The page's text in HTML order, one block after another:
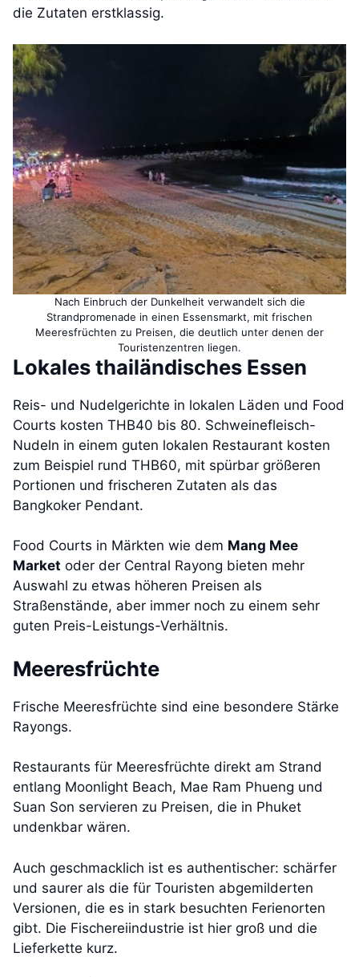
die Zutaten erstklassig.
Nach Einbruch der Dunkelheit verwandelt sich die
Strandpromenade in einen Essensmarkt, mit frischen
Meeresfrüchten zu Preisen, die deutlich unter denen der
Touristenzentren liegen.
Lokales thailändisches Essen
Reis- und Nudelgerichte in lokalen Läden und Food
Courts kosten THB40 bis 80. Schweinefleisch-
Nudeln in einem guten lokalen Restaurant kosten
zum Beispiel rund THB60, mit spürbar größeren
Portionen und frischeren Zutaten als das
Bangkoker Pendant.
Food Courts in Märkten wie dem Mang Mee
Market oder der Central Rayong bieten mehr
Auswahl zu etwas höheren Preisen als
Straßenstände, aber immer noch zu einem sehr
guten Preis-Leistungs-Verhältnis.
Meeresfrüchte
Frische Meeresfrüchte sind eine besondere Stärke
Rayongs.
Restaurants für Meeresfrüchte direkt am Strand
entlang Moonlight Beach, Mae Ram Phueng und
Suan Son servieren zu Preisen, die in Phuket
undenkbar wären.
Auch geschmacklich ist es authentischer: schärfer
und saurer als die für Touristen abgemilderten
Versionen, die es in stark besuchten Ferienorten
gibt. Die Fischereiindustrie ist hier groß und die
Lieferkette kurz.